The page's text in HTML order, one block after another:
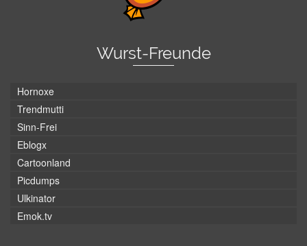
Wurst-Freunde
Hornoxe
Trendmutti
Sinn-Frei
Eblogx
Cartoonland
Picdumps
Ulkinator
Emok.tv